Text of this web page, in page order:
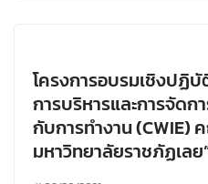
โครงการอบรมเชิงปฏิ
การบริหารและการจัด
กับการทำงาน (CWIE)
มหาวิทยาลัยราชภัฏเลย